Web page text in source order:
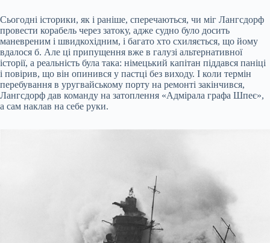
Сьогодні історики, як і раніше, сперечаються, чи міг Лангсдорф
провести корабель через затоку, адже судно було досить
маневреним і швидкохідним, і багато хто схиляється, що йому
вдалося б. Але ці припущення вже в галузі альтернативної
історії, а реальність була така: німецький капітан піддався паніці
і повірив, що він опинився у пастці без виходу. І коли термін
перебування в уругвайському порту на ремонті закінчився,
Лангсдорф дав команду на затоплення «Адмірала графа Шпеє»,
а сам наклав на себе руки.